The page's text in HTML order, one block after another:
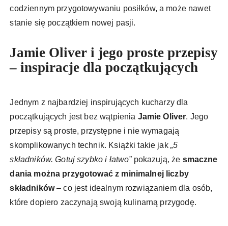
codziennym przygotowywaniu posiłków, a może nawet
stanie się początkiem nowej pasji.
Jamie Oliver i jego proste przepisy
– inspiracje dla początkujących
Jednym z najbardziej inspirujących kucharzy dla
początkujących jest bez wątpienia Jamie Oliver. Jego
przepisy są proste, przystępne i nie wymagają
skomplikowanych technik. Książki takie jak „5
składników. Gotuj szybko i łatwo”pokazują, że smaczne
dania można przygotować z minimalnej liczby
składników– co jest idealnym rozwiązaniem dla osób,
które dopiero zaczynają swoją kulinarną przygodę.